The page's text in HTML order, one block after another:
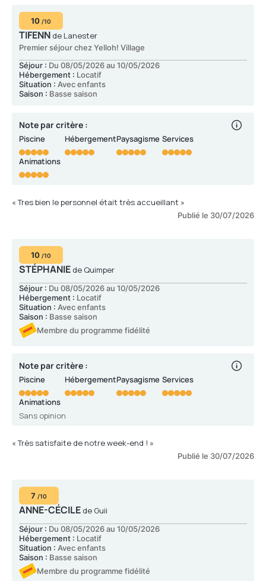
10 /10
TIFENN de Lanester
Premier séjour chez Yelloh! Village
Séjour : Du 08/05/2026 au 10/05/2026
Hébergement : Locatif
Situation : Avec enfants
Saison : Basse saison
Note par critère :
Piscine Hébergement Paysagisme Services
Animations
« Tres bien le personnel était très accueillant »
Publié le 30/07/2026
10 /10
STÉPHANIE de Quimper
Séjour : Du 08/05/2026 au 10/05/2026
Hébergement : Locatif
Situation : Avec enfants
Saison : Basse saison
Membre du programme fidélité
Note par critère :
Piscine Hébergement Paysagisme Services
Animations
Sans opinion
« Très satisfaite de notre week-end ! »
Publié le 30/07/2026
7 /10
ANNE-CÉCILE de Guii
Séjour : Du 08/05/2026 au 10/05/2026
Hébergement : Locatif
Situation : Avec enfants
Saison : Basse saison
Membre du programme fidélité